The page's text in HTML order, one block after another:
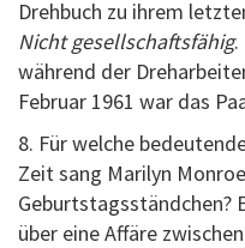
Drehbuch zu ihrem
Nicht gesellschaftsfähig.
während der
Februar 1961 war das
8. Für welche
Zeit sang Marilyn
Geburtstagsständchen?
über eine Affäre